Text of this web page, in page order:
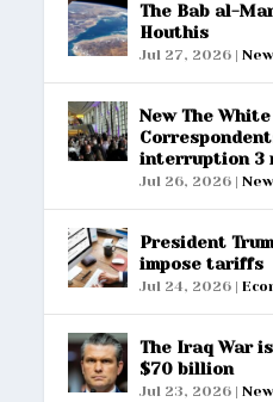
The Bab al-
Houthis
Jul 27, 2026 |
New The
interruption 3
Jul 26, 2026 |
President
impose tariffs
Jul 24, 2026 |
The Iraq War
$70 billion
Jul 23, 2026 |